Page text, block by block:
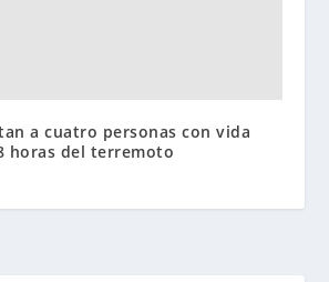
a cuatro personas con vida
horas del terremoto